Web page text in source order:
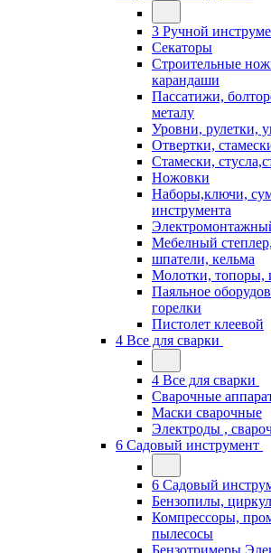
3 Ручной
Cекаторы
Строительные
карандаши
Пассатижи,
металу
Уровни, рулетки,
Отвертки,
Стамески,
Ножовки
Наборы,ключи,
инструмента
Мебелный
шпатели, кельма
Молотки, топоры,
Паяльное
горелки
Пистолет клеевой
4 Все для сварки
4 Все для сварки
Сварочные
Маски сварочные
Электроды ,
6 Садовый инструмент
6 Садовый
Бензопилы,
Компрессоры,
пылесосы